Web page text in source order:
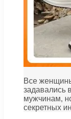
Все
задавались
мужчинам,
секретных